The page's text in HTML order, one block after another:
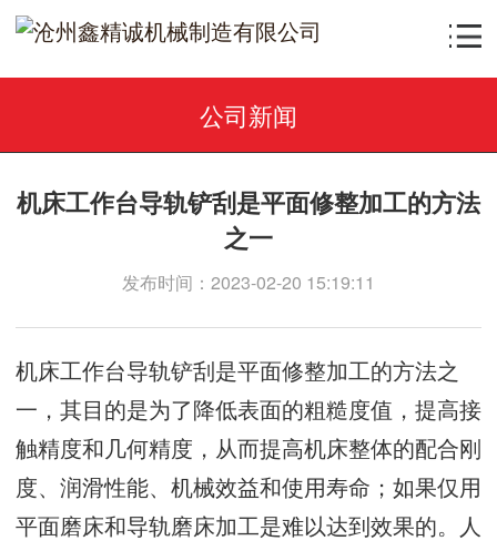
公司新闻
机床工作台导轨铲刮是平面修整加工的方法
之一
发布时间：2023-02-20 15:19:11
机床工作台导轨铲刮是平面修整加工的方法之
一，其目的是为了降低表面的粗糙度值，提高接
触精度和几何精度，从而提高机床整体的配合刚
度、润滑性能、机械效益和使用寿命；如果仅用
平面磨床和导轨磨床加工是难以达到效果的。人